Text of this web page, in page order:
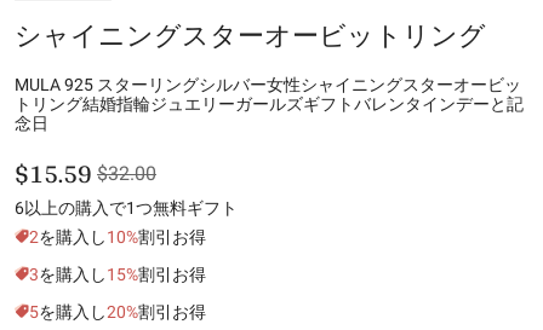
シャイニングスターオービットリング
MULA 925 スターリングシルバー女性シャイニングスターオービッ
トリング結婚指輪ジュエリーガールズギフトバレンタインデーと記
念日
$15.59 $32.00
6以上の購入で1つ無料ギフト
2を購入し10%割引お得
3を購入し15%割引お得
5を購入し20%割引お得